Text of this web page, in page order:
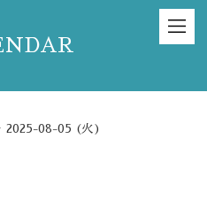
2025-08-05 (火)